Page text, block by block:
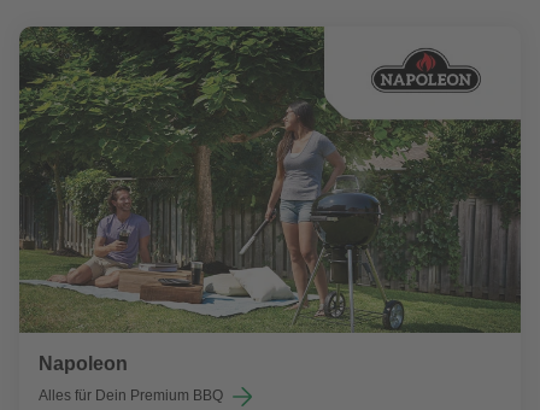
Napoleon
Alles für Dein Premium BBQ